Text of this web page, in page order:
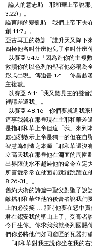
論人的意志時「耶和華上帝說
3:22)」。
論言語的變亂時「我們上帝下去
創 11:7」。
亞古耳王的教訓「誰升天又降下
四極他名叫什麼他兒子名叫什麼
以賽亞 54:5「因為造你的主複
救贖你的以色列的聖者他必稱為
形式出現。傳道書 12:1「你當
主複數。
以賽亞 6:1:「我又聽見主的聲
裡請差遣我」。
以賽亞 48:16「你們要就進我
這事我就在那裡現在主耶和華差
是指耶和華上帝但這「我」來到
處強烈啟示上帝是獨一的但在自
智慧為創造之本源「耶和華還沒
立高天我在那裡他在淵面的周圍
出界限使水不越過他的命令立定
所喜愛常常在他面前跳躍跳躍在
8:26-31」。
舊約大衛的詩篇中聖父對聖子說
敵擋耶和華並他的後膏者說我們
上的必發笑 … 那時他要在怒中
君在錫安我的聖山上了。受膏者
今日生你。你求我我就將列國賜
們你必將他們如同窟匠的瓦器打
「耶和華對我主說你坐在我的